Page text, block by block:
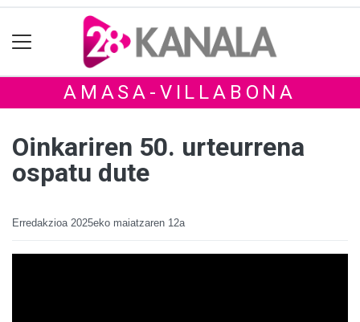
AMASA-VILLABONA
Oinkariren 50. urteurrena
ospatu dute
Erredakzioa 2025eko maiatzaren 12a